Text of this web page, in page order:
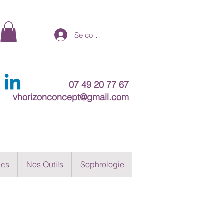
Se connecter
07 49 20 77 67
vhorizonconcept@gmail.com
Nos Outils Sophrologie